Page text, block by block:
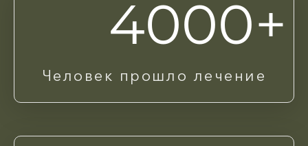
4000+
Человек прошло лечение